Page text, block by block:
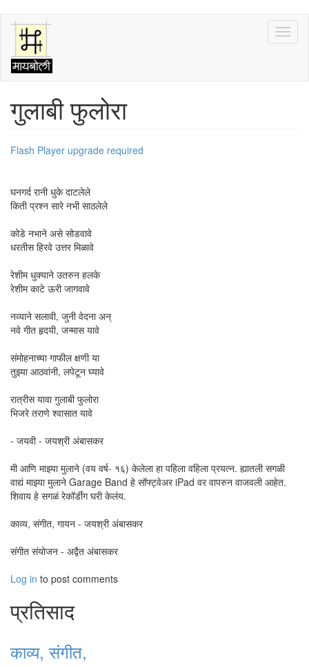
Skip
main
content
गुलाबी फुलोरा
Flash Player upgrade required
घनगर्द रानी धुके दाटलेले
किती प्रश्न सारे नभी साठलेले
कोडे नभाने असे सोडवावे
धरतीस हिरवे उत्तर मिळावे
रेशीम धुक्याने उतरुन हलके
रेशीम काटे ऊरी जागवावे
नव्याने सलावी, जुनी वेदना अन्‌
नवे गीत हृदयी, जन्मास यावे
संमोहनाच्या गाफील क्षणी या
तुझ्या आठवांनी, लपेटून घ्यावे
रात्रीस यावा गुलाबी फुलोरा
भिजरे तराणे श्वासात यावे
- जयवी - जयश्री अंबासकर
मी आणि माझ्या मुलाने (वय वर्ष- १६) केलेला हा पहिला वहिला प्रयत्न. ह्यातली सगळी
वाद्यं माझ्या मुलाने Garage Band हे सॉफ्ट्वेअर iPad वर वापरुन वाजवली आहेत.
शिवाय हे सगळं रेकॉर्डींग घरी केलंय.
काव्य, संगीत, गायन - जयश्री अंबासकर
संगीत संयोजन - अद्वैत अंबासकर
Log in to post comments
प्रतिसाद
काव्य, संगीत,